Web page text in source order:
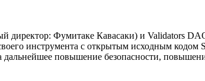
Фумитаке Кавасаки) и Validators
инструмента с открытым исходным
дальнейшее повышение безопасности,